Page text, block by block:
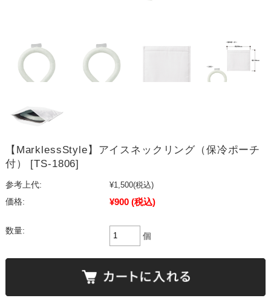
【MarklessStyle】アイスネックリング（保冷ポーチ
付） [TS-1806]
参考上代: ¥1,500(税込)
価格:
¥900 (税込)
数量:
個